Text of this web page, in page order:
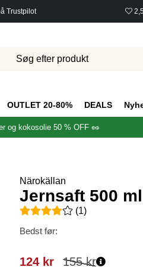
Trustpilot
OUTLET 20-80% DEALS
og kokosolie 50 % OFF 🥜
Närokällan
Jernsaft 500 ml
Gennemsnitlig vurdering 4
(1)
Bedst før:
155kr
124 kr